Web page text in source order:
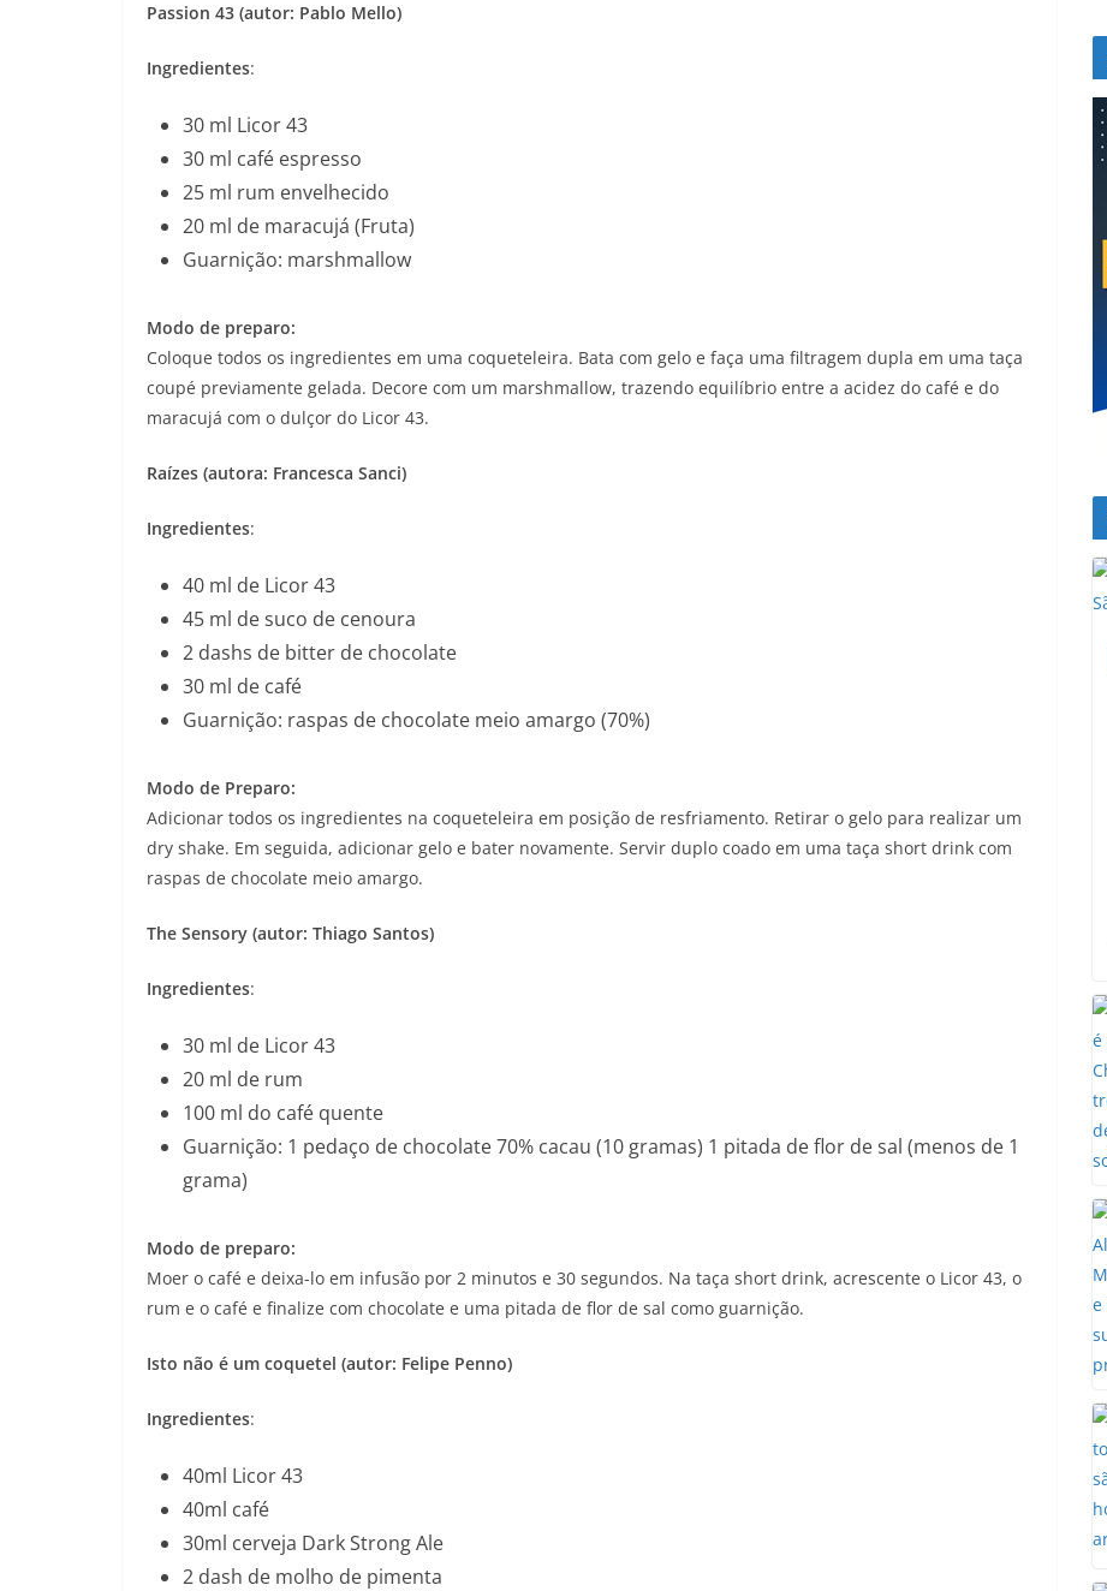
Passion 43 (autor: Pablo Mello)
Ingredientes:
30 ml Licor 43
30 ml café espresso
25 ml rum envelhecido
20 ml de maracujá (Fruta)
Guarnição: marshmallow
Modo de preparo:
Coloque todos os ingredientes em uma coqueteleira. Bata com gelo e faça uma filtragem dupla em uma taça
coupé previamente gelada. Decore com um marshmallow, trazendo equilíbrio entre a acidez do café e do
maracujá com o dulçor do Licor 43.
Raízes (autora: Francesca Sanci)
Ingredientes:
40 ml de Licor 43
45 ml de suco de cenoura
2 dashs de bitter de chocolate
30 ml de café
Guarnição: raspas de chocolate meio amargo (70%)
Modo de Preparo:
Adicionar todos os ingredientes na coqueteleira em posição de resfriamento. Retirar o gelo para realizar um
dry shake. Em seguida, adicionar gelo e bater novamente. Servir duplo coado em uma taça short drink com
raspas de chocolate meio amargo.
The Sensory (autor: Thiago Santos)
Ingredientes:
30 ml de Licor 43
20 ml de rum
100 ml do café quente
Guarnição: 1 pedaço de chocolate 70% cacau (10 gramas) 1 pitada de flor de sal (menos de 1
grama)
Modo de preparo:
Moer o café e deixa-lo em infusão por 2 minutos e 30 segundos. Na taça short drink, acrescente o Licor 43, o
rum e o café e finalize com chocolate e uma pitada de flor de sal como guarnição.
Isto não é um coquetel (autor: Felipe Penno)
Ingredientes:
40ml Licor 43
40ml café
30ml cerveja Dark Strong Ale
2 dash de molho de pimenta